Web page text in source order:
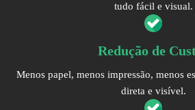
tudo fácil e visual.
Redução de
Menos papel, menos impressão, menos
direta e visível.